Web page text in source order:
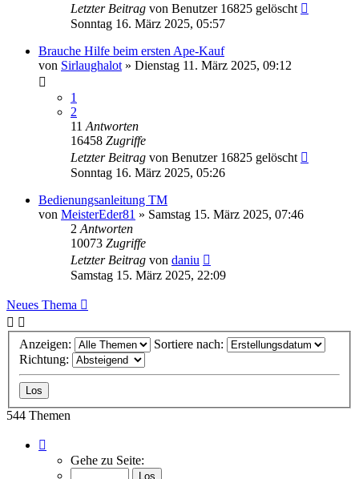
Letzter Beitrag von Benutzer 16825 gelöscht
Sonntag 16. März 2025, 05:57
Brauche Hilfe beim ersten Ape-Kauf
von Sirlaughalot » Dienstag 11. März 2025, 09:12
1
2
11 Antworten
16458 Zugriffe
Letzter Beitrag von Benutzer 16825 gelöscht
Sonntag 16. März 2025, 05:26
Bedienungsanleitung TM
von MeisterEder81 » Samstag 15. März 2025, 07:46
2 Antworten
10073 Zugriffe
Letzter Beitrag von daniu
Samstag 15. März 2025, 22:09
Neues Thema
Anzeigen:
Sortiere nach:
Richtung:
544 Themen
von
Gehe zu Seite: